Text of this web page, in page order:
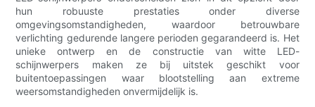
hun robuuste prestaties onder diverse
omgevingsomstandigheden, waardoor betrouwbare
verlichting gedurende langere perioden gegarandeerd is. Het
unieke ontwerp en de constructie van witte LED-
schijnwerpers maken ze bij uitstek geschikt voor
buitentoepassingen waar blootstelling aan extreme
weersomstandigheden onvermijdelijk is.